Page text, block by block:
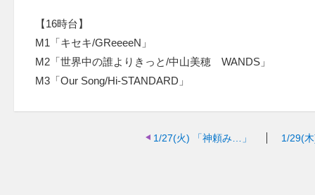
【16時台】
M1「キセキ/GReeeeN」
M2「世界中の誰よりきっと/中山美穂 WANDS」
M3「Our Song/Hi-STANDARD」
1/27(火) 「神頼み…」 1/29(